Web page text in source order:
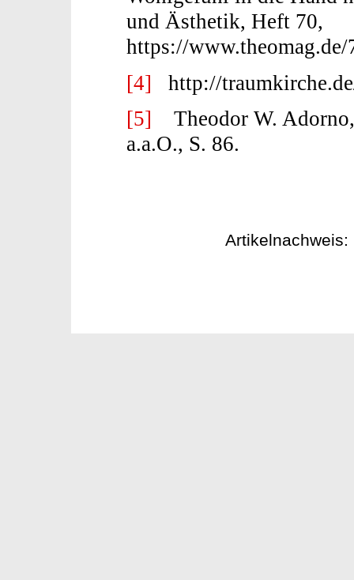
und Ästhetik, Heft 70,
https://
[4] http://
[5] Theodor W.
a.a.O., S. 86.
Artikelnachweis: